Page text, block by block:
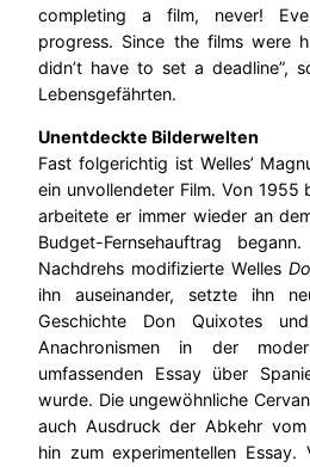
completing a film, never!
progress. Since the films were
didn’t have to set a deadline”,
Lebensgefährten.
Unentdeckte Bilderwelten
Fast folgerichtig ist Welles’
ein unvollendeter Film. Von 1955
arbeitete er immer wieder an
Budget-Fernsehauftrag
Nachdrehs modifizierte Welles
ihn auseinander, setzte ihn
Geschichte Don Quixotes
Anachronismen in der
umfassenden Essay über
wurde. Die ungewöhnliche
auch Ausdruck der Abkehr vom
hin zum experimentellen